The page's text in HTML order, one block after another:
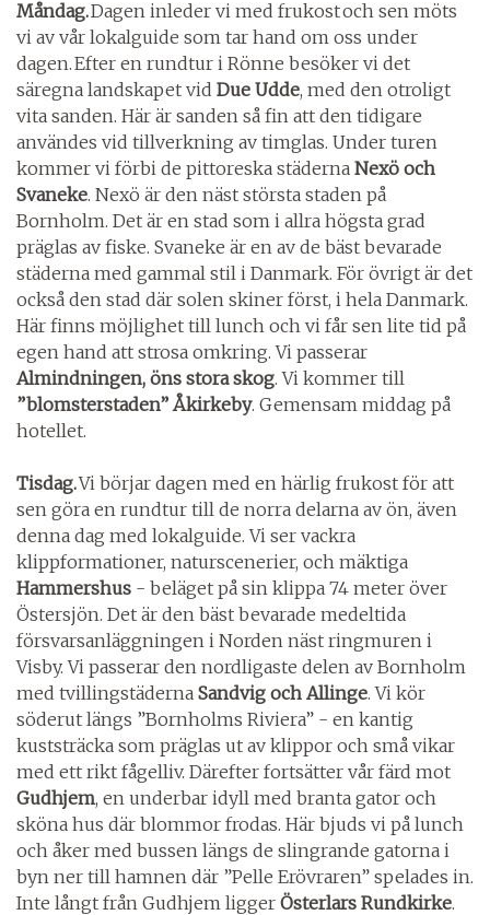
Måndag.Dagen inleder vi med frukost och sen möts
vi av vår lokalguide som tar hand om oss under
dagen. Efter en rundtur i Rönne besöker vi det
säregna landskapet vid Due Udde, med den otroligt
vita sanden. Här är sanden så fin att den tidigare
användes vid tillverkning av timglas. Under turen
kommer vi förbi de pittoreska städerna Nexö och
Svaneke. Nexö är den näst största staden på
Bornholm. Det är en stad som i allra högsta grad
präglas av fiske. Svaneke är en av de bäst bevarade
städerna med gammal stil i Danmark. För övrigt är det
också den stad där solen skiner först, i hela Danmark.
Här finns möjlighet till lunch och vi får sen lite tid på
egen hand att strosa omkring. Vi passerar
Almindningen, öns stora skog. Vi kommer till
”blomsterstaden” Åkirkeby. Gemensam middag på
hotellet.
Tisdag.Vi börjar dagen med en härlig frukost för att
sen göra en rundtur till de norra delarna av ön, även
denna dag med lokalguide. Vi ser vackra
klippformationer, naturscenerier, och mäktiga
Hammershus - beläget på sin klippa 74 meter över
Östersjön. Det är den bäst bevarade medeltida
försvarsanläggningen i Norden näst ringmuren i
Visby. Vi passerar den nordligaste delen av Bornholm
med tvillingstäderna Sandvig och Allinge. Vi kör
söderut längs ”Bornholms Riviera” - en kantig
kuststräcka som präglas ut av klippor och små vikar
med ett rikt fågelliv. Därefter fortsätter vår färd mot
Gudhjem, en underbar idyll med branta gator och
sköna hus där blommor frodas. Här bjuds vi på lunch
och åker med bussen längs de slingrande gatorna i
byn ner till hamnen där ”Pelle Erövraren” spelades in.
Inte långt från Gudhjem ligger Österlars Rundkirke.